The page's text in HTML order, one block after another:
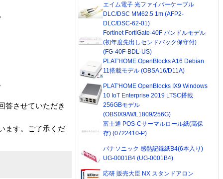
答させていただき
ます。ご了承くだ
エイム電子 光ファイバーケーブル
DLC/DSC MM62.5 1m (AFP2-
DLC/DSC-62-01)
Fortinet FortiGate-40F バンドルモデル
(初年度先出しセンドバック保守付)
(FG-40F-BDL-US)
PLAT'HOME OpenBlocks A16 Debian
11搭載モデル (OBSA16/D11A)
PLAT'HOME OpenBlocks IX9 Windows
10 IoT Enterprise 2019 LTSC搭載
256GBモデル
(OBSIX9/W/L1809/256G)
富士通 POS-Cサーマルロール紙(高保
存) (0722410-P)
パナソニック 感熱記録紙B4(6本入り)
UG-0001B4 (UG-0001B4)
応研 販売大臣 NX スタンドアロン